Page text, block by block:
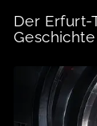
Der Erfurt-
Geschichte